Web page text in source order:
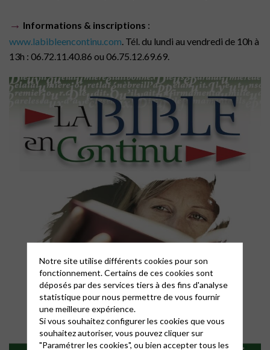
→ Informations & inscriptions :
www.labibleencontinu.com. Tél. du lundi au vendredi de 10h à
13h : 06.72.11.40.86 ou 06.75.12.69.69.
Notre site utilise différents cookies pour son
fonctionnement. Certains de ces cookies sont
déposés par des services tiers à des fins d'analyse
statistique pour nous permettre de vous fournir
une meilleure expérience.
Si vous souhaitez configurer les cookies que vous
souhaitez autoriser, vous pouvez cliquer sur
"Paramétrer les cookies", ou bien accepter tous les